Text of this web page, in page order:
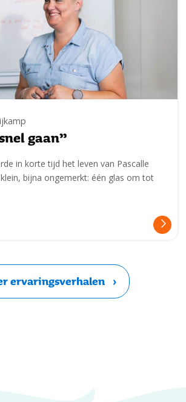
gaan”
in korte tijd het leven van Pascalle
bijna ongemerkt: één glas om tot
ervaringsverhalen